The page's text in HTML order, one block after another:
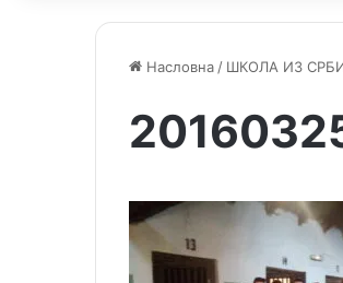
Насловна / ШКОЛА ИЗ